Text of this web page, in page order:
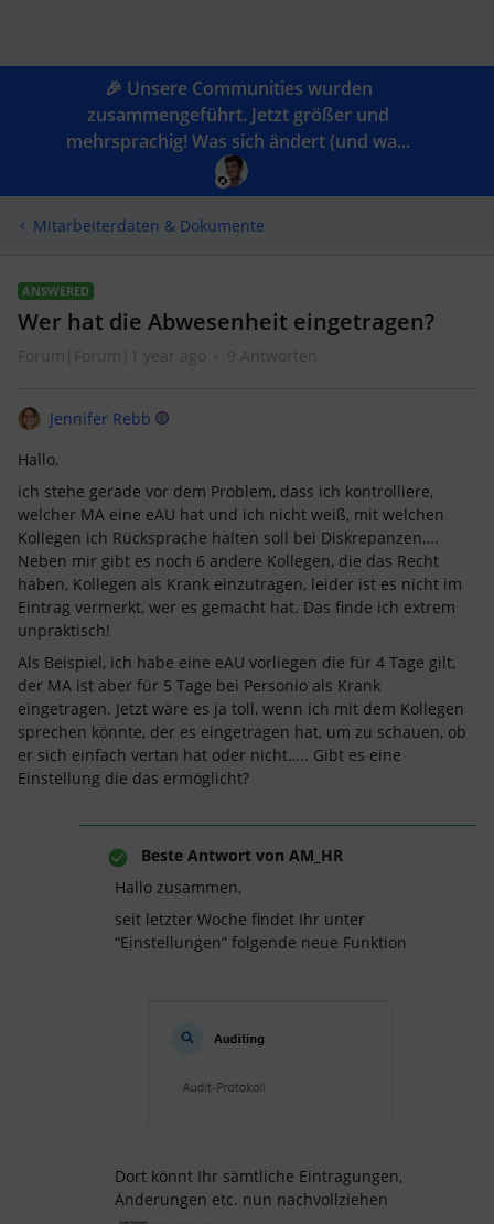
🎉 Unsere Communities wurden
zusammengeführt. Jetzt größer und
mehrsprachig! Was sich ändert (und wa...
Mitarbeiterdaten & Dokumente
ANSWERED
Wer hat die Abwesenheit eingetragen?
Forum|Forum|1 year ago 9 Antworten
Jennifer Rebb
Hallo,
ich stehe gerade vor dem Problem, dass ich kontrolliere,
welcher MA eine eAU hat und ich nicht weiß, mit welchen
Kollegen ich Rücksprache halten soll bei Diskrepanzen….
Neben mir gibt es noch 6 andere Kollegen, die das Recht
haben, Kollegen als Krank einzutragen, leider ist es nicht im
Eintrag vermerkt, wer es gemacht hat. Das finde ich extrem
unpraktisch!
Als Beispiel, ich habe eine eAU vorliegen die für 4 Tage gilt,
der MA ist aber für 5 Tage bei Personio als Krank
eingetragen. Jetzt wäre es ja toll, wenn ich mit dem Kollegen
sprechen könnte, der es eingetragen hat, um zu schauen, ob
er sich einfach vertan hat oder nicht….. Gibt es eine
Einstellung die das ermöglicht?
Beste Antwort von AM_HR
Hallo zusammen,
seit letzter Woche findet Ihr unter
“Einstellungen” folgende neue Funktion
Dort könnt Ihr sämtliche Eintragungen,
Änderungen etc. nun nachvollziehen